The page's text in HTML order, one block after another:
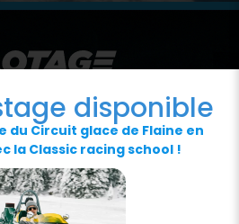
PARTENAIRES
disponible
du Circuit glace de Flaine en
la Classic racing school !